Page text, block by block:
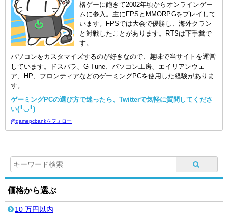
格ゲーに飽きて2002年頃からオンラインゲー
ムに参入。主にFPSとMMORPGをプレイして
います。FPSでは大会で優勝し、海外クラン
と対戦したことがあります。RTSは下手糞で
す。
パソコンをカスタマイズするのが好きなので、趣味で当サイトを運営
しています。ドスパラ、G-Tune、パソコン工房、エイリアンウェ
ア、HP、フロンティアなどのゲーミングPCを使用した経験がありま
す。
ゲーミングPCの選び方で迷ったら、Twitterで気軽に質問してくださ
い(╹◡╹)
@gamepcbankをフォロー
価格から選ぶ
10 万円以内